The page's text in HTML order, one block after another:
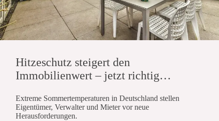
Hitzeschutz steigert den
Immobilienwert – jetzt richtig
Extreme Sommertemperaturen in Deutschland stellen
Eigentümer, Verwalter und Mieter vor neue
Herausforderungen.